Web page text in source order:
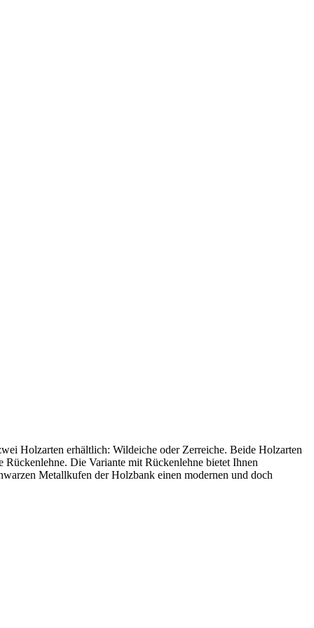
Holzarten erhältlich: Wildeiche oder Zerreiche. Beide Holzarten
Die Variante mit Rückenlehne bietet Ihnen
Metallkufen der Holzbank einen modernen und doch